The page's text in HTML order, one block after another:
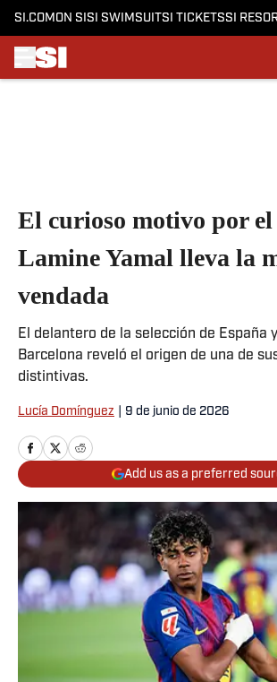
SI.COM ON SI SI SWIMSUITSI TICKETSSI
El curioso motivo por el
Lamine Yamal lleva la
vendada
El delantero de la selección de España
Barcelona reveló el origen de una de
distintivas.
Lucía Domínguez 9 de junio de 2026
Add us as a preferred